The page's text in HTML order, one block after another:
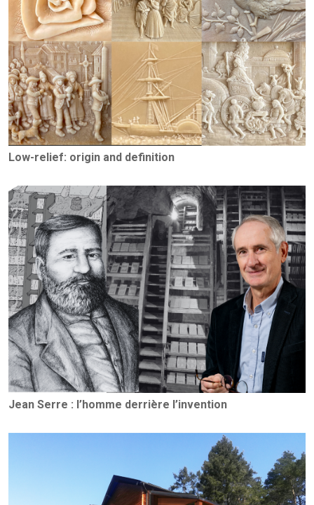
Low-relief: origin and definition
Jean Serre : l’homme derrière l’invention